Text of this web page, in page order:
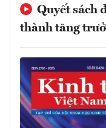
Quyết sách
thành tăng